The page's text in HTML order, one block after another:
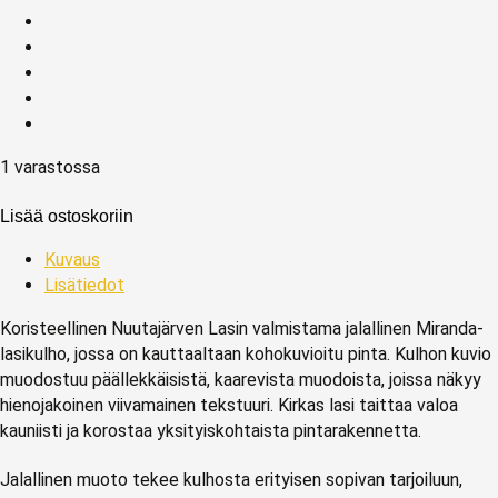
1 varastossa
Lisää ostoskoriin
Kuvaus
Lisätiedot
Koristeellinen Nuutajärven Lasin valmistama jalallinen Miranda-
lasikulho, jossa on kauttaaltaan kohokuvioitu pinta. Kulhon kuvio
muodostuu päällekkäisistä, kaarevista muodoista, joissa näkyy
hienojakoinen viivamainen tekstuuri. Kirkas lasi taittaa valoa
kauniisti ja korostaa yksityiskohtaista pintarakennetta.
Jalallinen muoto tekee kulhosta erityisen sopivan tarjoiluun,